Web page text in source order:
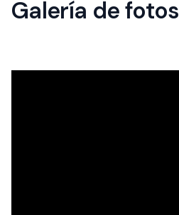
Galería de fotos